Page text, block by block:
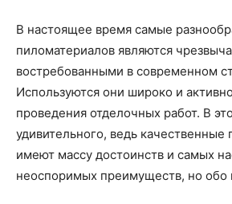
В настоящее время самые
пиломатериалов являются
востребованными в современном
Используются они широко и
проведения отделочных работ. В
удивительного, ведь
имеют массу достоинств и самых
неоспоримых преимуществ, но обо